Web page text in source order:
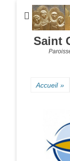
Saint
Accueil »